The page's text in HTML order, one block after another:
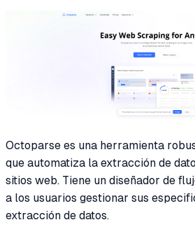
Octoparse es una herramienta
que automatiza la extracción de
sitios web. Tiene un diseñador de
a los usuarios gestionar sus
extracción de datos.